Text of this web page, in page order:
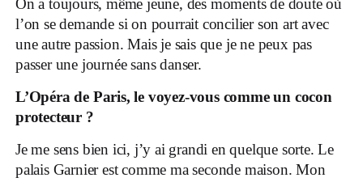
On a toujours, même jeune, des moments de doute où
l’on se demande si on pourrait concilier son art avec
une autre passion. Mais je sais que je ne peux pas
passer une journée sans danser.
L’Opéra de Paris, le voyez-vous comme un cocon
protecteur ?
Je me sens bien ici, j’y ai grandi en quelque sorte. Le
palais Garnier est comme ma seconde maison. Mon